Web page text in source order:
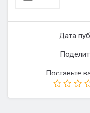
Дата
Поставьте